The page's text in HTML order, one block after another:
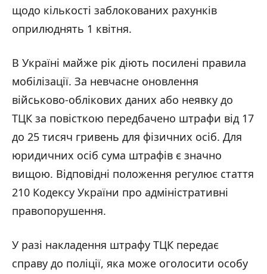
щодо кількості заблокованих рахунків
оприлюднять 1 квітня.
В Україні майже рік діють посилені правила
мобілізації. За невчасне оновлення
військово-облікових даних або неявку до
ТЦК за повісткою передбачено штрафи від 17
до 25 тисяч гривень для фізичних осіб. Для
юридичних осіб сума штрафів є значно
вищою. Відповідні положення регулює стаття
210 Кодексу України про адміністративні
правопорушення.
У разі накладення штрафу ТЦК передає
справу до поліції, яка може оголосити особу